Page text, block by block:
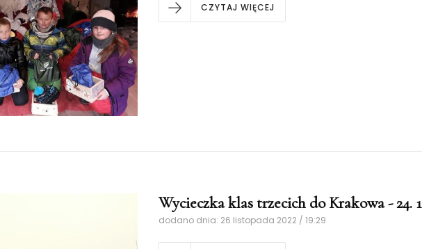
CZYTAJ WIĘCEJ
Wycieczka klas trzecich do Krakowa - 24.
dodano dnia: 26 listopada 2022 / 19:29